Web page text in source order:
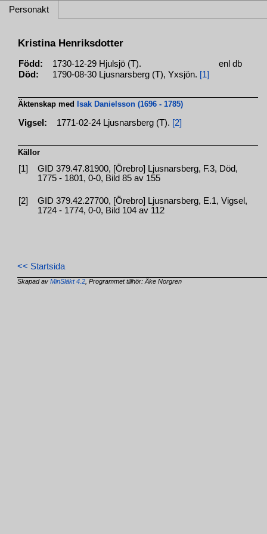
Personakt
Kristina Henriksdotter
Född: 1730-12-29 Hjulsjö (T).
enl db
Död:
1790-08-30 Ljusnarsberg (T), Yxsjön. [1]
Äktenskap med Isak Danielsson (1696 - 1785)
Vigsel: 1771-02-24 Ljusnarsberg (T). [2]
Källor
[1]
GID 379.47.81900, [Örebro] Ljusnarsberg, F.3, Död,
1775 - 1801, 0-0, Bild 85 av 155
[2]
GID 379.42.27700, [Örebro] Ljusnarsberg, E.1, Vigsel,
1724 - 1774, 0-0, Bild 104 av 112
<< Startsida
Skapad avMinSläkt 4.2 , Programmet tillhör: Åke Norgren